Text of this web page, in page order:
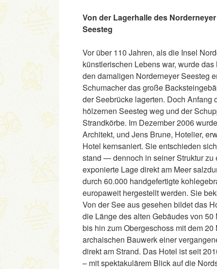
Von der Lagerhalle des
Seesteg
Vor über 110 Jahren, als die Insel
künstlerischen Lebens war, wurde
den damaligen Norderneyer Seesteg
Schumacher das große
der Seebrücke lagerten. Doch Anfang
hölzernen Seesteg weg und der
Strandkörbe. Im Dezember 2006
Architekt, und Jens Brune, Hotelier,
Hotel kernsaniert. Sie entschieden
stand — dennoch in seiner Struktur zu
exponierte Lage direkt am Meer
durch 60.000 handgefertigte
europaweit hergestellt werden. Sie
Von der See aus gesehen bildet das
die Länge des alten Gebäudes von
bis hin zum Obergeschoss mit dem
archaischen Bauwerk einer
direkt am Strand. Das Hotel ist seit
– mit spektakulärem Blick auf die